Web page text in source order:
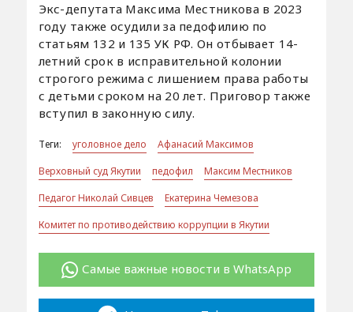
Экс-депутата Максима Местникова в 2023
году также осудили за педофилию по
статьям 132 и 135 УК РФ. Он отбывает 14-
летний срок в исправительной колонии
строгого режима с лишением права работы
с детьми сроком на 20 лет. Приговор также
вступил в законную силу.
Теги: уголовное дело
Афанасий Максимов
Верховный суд Якутии
педофил
Максим Местников
Педагог Николай Сивцев
Екатерина Чемезова
Комитет по противодействию коррупции в Якутии
Самые важные новости в WhatsApp